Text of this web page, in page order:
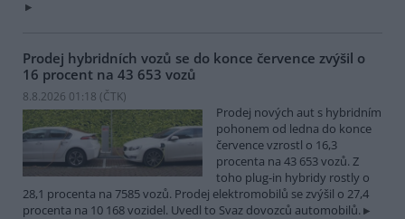
Prodej hybridních vozů se do konce července zvýšil o
16 procent na 43 653 vozů
8.8.2026 01:18 (ČTK)
Prodej nových aut s hybridním
pohonem od ledna do konce
července vzrostl o 16,3
procenta na 43 653 vozů. Z
toho plug-in hybridy rostly o
28,1 procenta na 7585 vozů. Prodej elektromobilů se zvýšil o 27,4
procenta na 10 168 vozidel. Uvedl to Svaz dovozců automobilů.